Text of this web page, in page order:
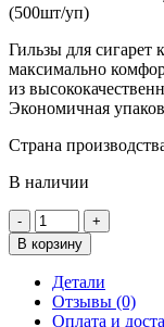
(500шт/уп)
Гильзы для сигарет
максимально
из
Экономичная
Страна
В наличии
Количество
товара
Гильзы
T&T
Economy
Full
В корзину
Детали
Отзывы (0)
Оплата и